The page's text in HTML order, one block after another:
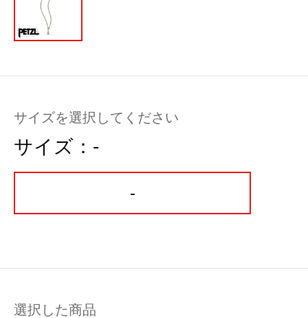
サイズを選択してください
サイズ： -
-
選択した商品